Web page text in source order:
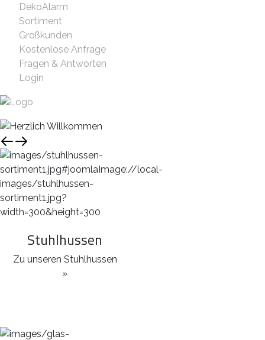
DekoAlarm
Sortiment
Großkunden
Kostenlose Anfrage
Fragen & Antworten
Login
Stuhlhussen
Zu unseren Stuhlhussen
»